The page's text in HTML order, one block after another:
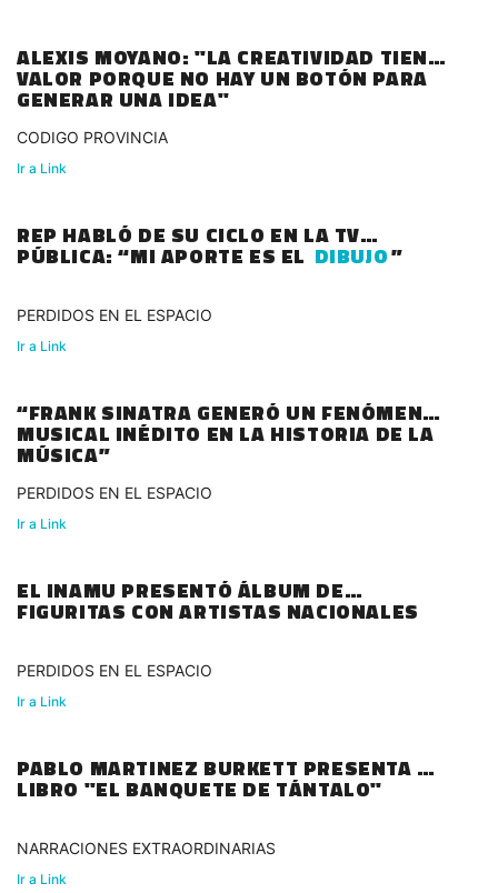
ALEXIS MOYANO: "LA CREATIVIDAD TIENE
VALOR PORQUE NO HAY UN BOTÓN PARA
GENERAR UNA IDEA"
CODIGO PROVINCIA
Ir a Link
REP HABLÓ DE SU CICLO EN LA TV
PÚBLICA: “MI APORTE ES EL DIBUJO”
PERDIDOS EN EL ESPACIO
Ir a Link
“FRANK SINATRA GENERÓ UN FENÓMENO
MUSICAL INÉDITO EN LA HISTORIA DE LA
MÚSICA”
PERDIDOS EN EL ESPACIO
Ir a Link
EL INAMU PRESENTÓ ÁLBUM DE
FIGURITAS CON ARTISTAS NACIONALES
PERDIDOS EN EL ESPACIO
Ir a Link
PABLO MARTINEZ BURKETT PRESENTA SU
LIBRO "EL BANQUETE DE TÁNTALO"
NARRACIONES EXTRAORDINARIAS
Ir a Link